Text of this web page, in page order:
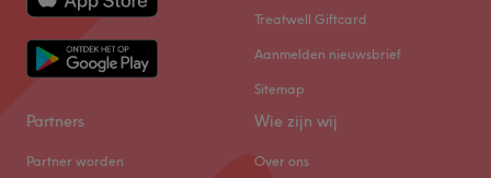
Treatwell Giftcard
Aanmelden nieuwsbrief
Sitemap
Partners
Partner worden
Wie zijn wij
Over ons